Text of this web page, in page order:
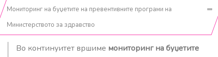
Мониторинг на буџетите на превентивните програми на
Министерството за здравство
Во континуитет вршиме мониторинг на буџетите